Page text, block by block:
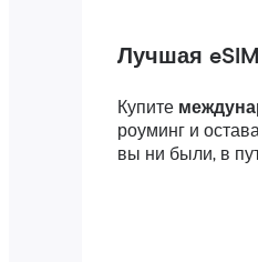
Лучшая
Купите
роуминг и
вы ни были, в